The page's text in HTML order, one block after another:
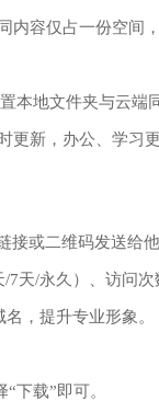
内容仅占一份空间
本地文件夹与云端
更新，办公、学习更
接或二维码发送给他
天/永久）、访问次
，提升专业形象。
下载”即可。